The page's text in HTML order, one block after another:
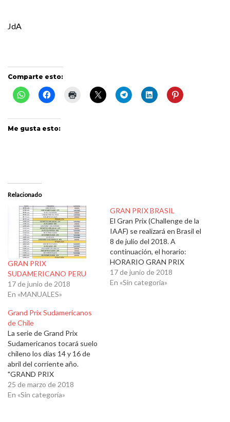
JdA
Comparte esto:
Me gusta esto:
Relacionado
GRAN PRIX
SUDAMERICANO PERU
17 de junio de 2018
En «MANUALES»
GRAN PRIX BRASIL
El Gran Prix (Challenge de la
IAAF) se realizará en Brasil el
8 de julio del 2018. A
continuación, el horario:
HORARIO GRAN PRIX
BRASIL: GP_Brasil_18_PH
JdA
17 de junio de 2018
En «Sin categoría»
Grand Prix Sudamericanos
de Chile
La serie de Grand Prix
Sudamericanos tocará suelo
chileno los días 14 y 16 de
abril del corriente año.
"GRAND PRIX
SUDAMERICANO
ORLANDO GUAITA" Ñuñoa,
25 de marzo de 2018
En «Sin categoría»